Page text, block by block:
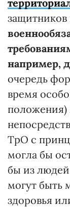
защитников
например,
очередь
время
положения)
ТрО с
могла бы
бы из
могут быть
здоровья